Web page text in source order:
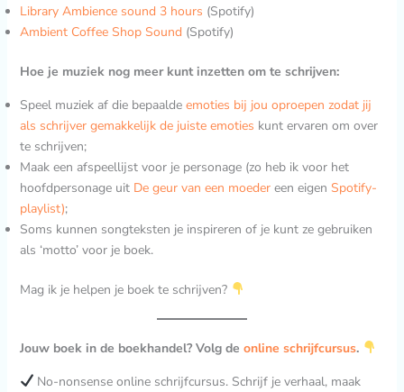
Library Ambience sound 3 hours (Spotify)
Ambient Coffee Shop Sound (Spotify)
Hoe je muziek nog meer kunt inzetten om te schrijven:
Speel muziek af die bepaalde emoties bij jou oproepen zodat jij
als schrijver gemakkelijk de juiste emoties kunt ervaren om over
te schrijven;
Maak een afspeellijst voor je personage (zo heb ik voor het
hoofdpersonage uit De geur van een moeder een eigen Spotify-
playlist);
Soms kunnen songteksten je inspireren of je kunt ze gebruiken
als ‘motto’ voor je boek.
Mag ik je helpen je boek te schrijven?
Jouw boek in de boekhandel? Volg de online schrijfcursus.
No-nonsense online schrijfcursus. Schrijf je verhaal, maak